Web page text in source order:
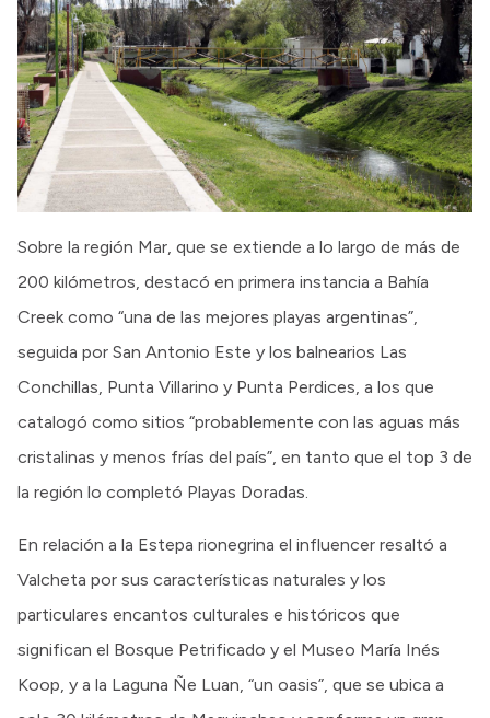
Sobre la región Mar, que se extiende a lo largo de más de
200 kilómetros, destacó en primera instancia a Bahía
Creek como “una de las mejores playas argentinas”,
seguida por San Antonio Este y los balnearios Las
Conchillas, Punta Villarino y Punta Perdices, a los que
catalogó como sitios “probablemente con las aguas más
cristalinas y menos frías del país”, en tanto que el top 3 de
la región lo completó Playas Doradas.
En relación a la Estepa rionegrina el influencer resaltó a
Valcheta por sus características naturales y los
particulares encantos culturales e históricos que
significan el Bosque Petrificado y el Museo María Inés
Koop, y a la Laguna Ñe Luan, “un oasis”, que se ubica a